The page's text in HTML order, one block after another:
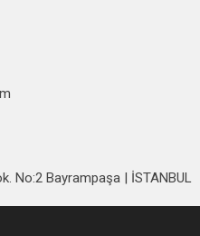
No:2 Bayrampaşa | İSTANBUL